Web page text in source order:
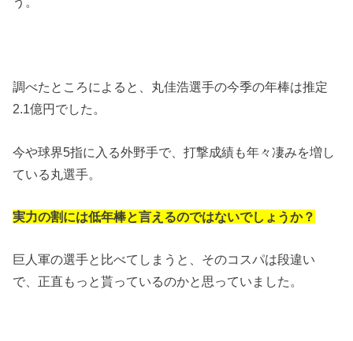
調べたところによると、丸佳浩選手の今季の年棒は推定
2.1億円でした。
今や球界5指に入る外野手で、打撃成績も年々凄みを増し
ている丸選手。
実力の割には低年棒と言えるのではないでしょうか？
巨人軍の選手と比べてしまうと、そのコスパは段違い
で、正直もっと貰っているのかと思っていました。